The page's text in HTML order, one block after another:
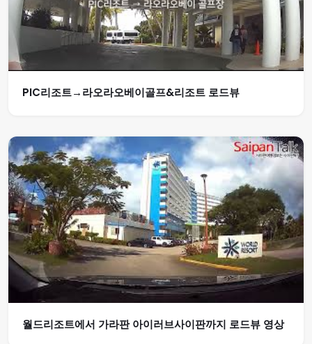
PIC리조트→라오라오베이골프&리조트 로드뷰
월드리조트에서 가라판 아이러브사이판까지 로드뷰 영상